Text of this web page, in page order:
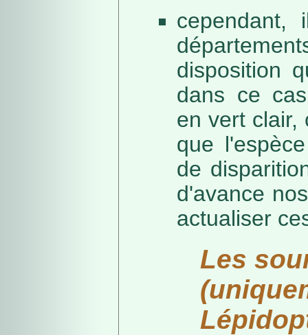
cependant,
disposition
dans ce
en vert clair,
que
de
d'avance
actualiser
Les